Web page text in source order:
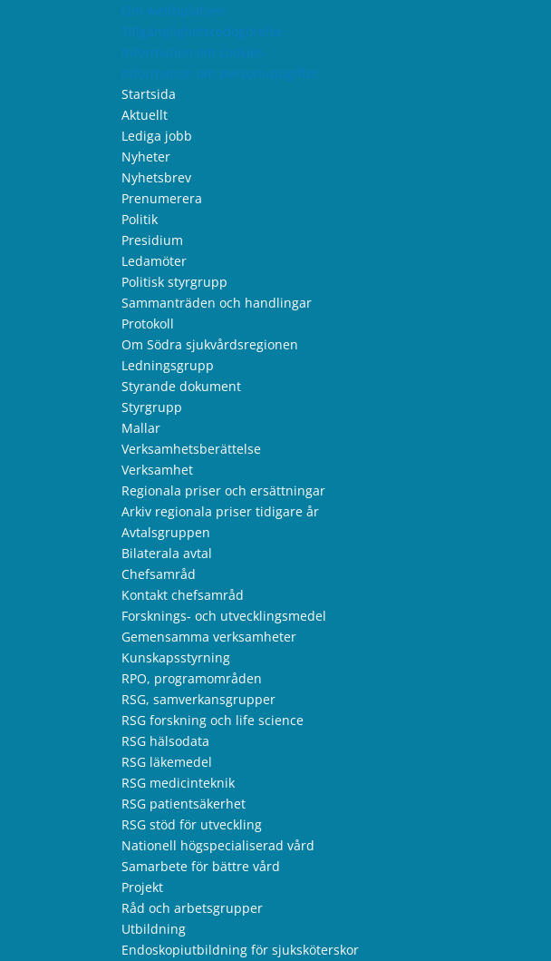
Om webbplatsen
Tillgänglighetsredogörelse
Information om cookies
Information om personuppgifter
Startsida
Aktuellt
Lediga jobb
Nyheter
Nyhetsbrev
Prenumerera
Politik
Presidium
Ledamöter
Politisk styrgrupp
Sammanträden och handlingar
Protokoll
Om Södra sjukvårdsregionen
Ledningsgrupp
Styrande dokument
Styrgrupp
Mallar
Verksamhetsberättelse
Verksamhet
Regionala priser och ersättningar
Arkiv regionala priser tidigare år
Avtalsgruppen
Bilaterala avtal
Chefsamråd
Kontakt chefsamråd
Forsknings- och utvecklingsmedel
Gemensamma verksamheter
Kunskapsstyrning
RPO, programområden
RSG, samverkansgrupper
RSG forskning och life science
RSG hälsodata
RSG läkemedel
RSG medicinteknik
RSG patientsäkerhet
RSG stöd för utveckling
Nationell högspecialiserad vård
Samarbete för bättre vård
Projekt
Råd och arbetsgrupper
Utbildning
Endoskopiutbildning för sjuksköterskor